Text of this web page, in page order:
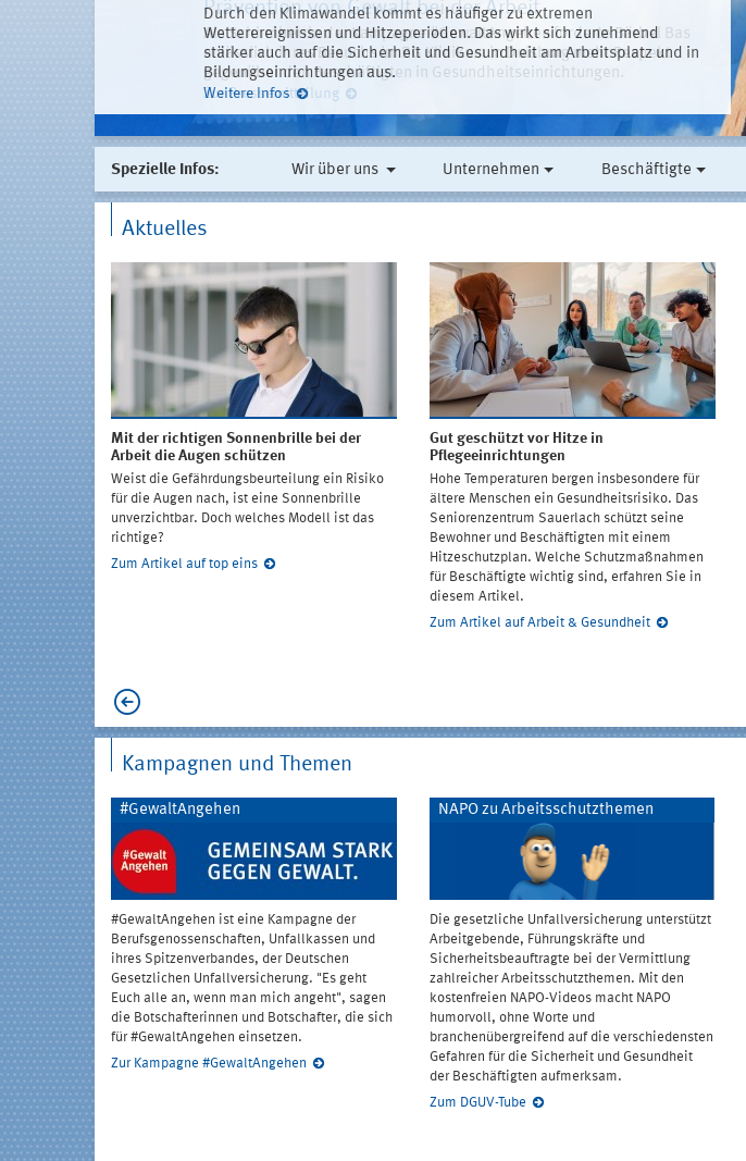
Prävention von Gewalt bei der Arbeit
Als Schirmherrin der Kampagne #GewaltAngehen forderte Bärbel Bas
anlässlich ihres Besuchs im BG Klinikum in Duisburg mehr Respekt
gegenüber den Beschäftigten in Gesundheitseinrichtungen.
Zur Pressemitteilung
Durch den Klimawandel kommt es häufiger zu extremen
Wetterereignissen und Hitzeperioden. Das wirkt sich zunehmend
stärker auch auf die Sicherheit und Gesundheit am Arbeitsplatz und in
Bildungseinrichtungen aus.
Weitere Infos
Problematischer Konsum von Alkohol, Cannabis oder anderen
Suchtmitteln ist auch in der Arbeitswelt ein relevantes Thema. Das zeigt
eine aktuelle repräsentative Befragung im Auftrag der Deutschen
Gesetzlichen Unfallversicherung (DGUV).
Zur Pressemitteilung
Sicherheit und Gesundheit bei der Arbeit erhöhen
Krisenfestigkeit
DGUV-Barometer Arbeitswelt zu aktuellen Trends für Sicherheit und
Gesundheit im Beruf erschienen.
zur Pressemitteilung
Zahl der Schulwegunfälle gestiegen
DGUV Barometer Bildungswelt 2025: Schulwegepläne noch zu selten
genutzt.
Zur Pressemitteilung
Spezielle Infos: Wir über uns Unternehmen Beschäftigte
Aktuelles
am
Teilhabe
nutzen
Sie mit bei
zu
Mit der richtigen Sonnenbrille bei der
Arbeit die Augen schützen
Weist die Gefährdungsbeurteilung ein Risiko
für die Augen nach, ist eine Sonnenbrille
unverzichtbar. Doch welches Modell ist das
richtige?
Zum Artikel auf top eins
Gut geschützt vor Hitze in
Pflegeeinrichtungen
Hohe Temperaturen bergen insbesondere für
ältere Menschen ein Gesundheitsrisiko. Das
Seniorenzentrum Sauerlach schützt seine
Bewohner und Beschäftigten mit einem
Hitzeschutzplan. Welche Schutzmaßnahmen
für Beschäftigte wichtig sind, erfahren Sie in
diesem Artikel.
Zum Artikel auf Arbeit & Gesundheit
Kampagnen und Themen
#GewaltAngehen
#GewaltAngehen ist eine Kampagne der
Berufsgenossenschaften, Unfallkassen und
ihres Spitzenverbandes, der Deutschen
Gesetzlichen Unfallversicherung. "Es geht
Euch alle an, wenn man mich angeht", sagen
die Botschafterinnen und Botschafter, die sich
für #GewaltAngehen einsetzen.
Zur Kampagne #GewaltAngehen
NAPO zu Arbeitsschutzthemen
Die gesetzliche Unfallversicherung unterstützt
Arbeitgebende, Führungskräfte und
Sicherheitsbeauftragte bei der Vermittlung
zahlreicher Arbeitsschutzthemen. Mit den
kostenfreien NAPO-Videos macht NAPO
humorvoll, ohne Worte und
branchenübergreifend auf die verschiedensten
Gefahren für die Sicherheit und Gesundheit
der Beschäftigten aufmerksam.
Zum DGUV-Tube